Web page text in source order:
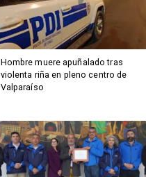
Hombre muere apuñalado tras
violenta riña en pleno centro de
Valparaíso